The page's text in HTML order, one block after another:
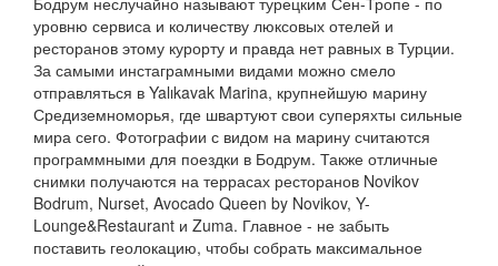
уровню сервиса и количеству люксовых отелей и
ресторанов этому курорту и правда нет равных в Турции.
За самыми инстаграмными видами можно смело
отправляться в Yalıkavak Marina, крупнейшую марину
Средиземноморья, где швартуют свои суперяхты сильные
мира сего. Фотографии с видом на марину считаются
программными для поездки в Бодрум. Также отличные
снимки получаются на террасах ресторанов Novikov
Bodrum, Nurset, Avocado Queen by Novikov, Y-
Lounge&Restaurant и Zuma. Главное - не забыть
поставить геолокацию, чтобы собрать максимальное